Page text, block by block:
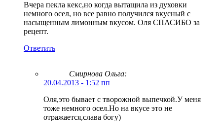
Вчера пекла кекс,но когда вытащила из духовки
немного осел, но все равно получился вкусный с
насыщенным лимонным вкусом. Оля СПАСИБО за
рецепт.
Ответить
Смирнова Ольга:
20.04.2013 - 1:52 пп
Оля,это бывает с творожной выпечкой.У меня
тоже немного осел.Но на вкусе это не
отражается,слава богу)